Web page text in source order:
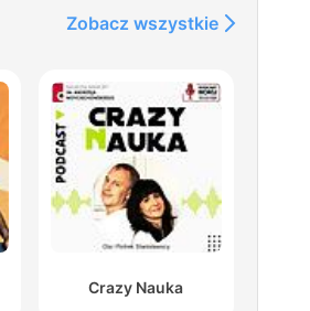
Zobacz wszystkie
Crazy Nauka